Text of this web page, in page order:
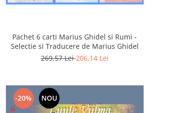
Pachet 6 carti Marius Ghidel si Rumi -
Selectie si Traducere de Marius Ghidel
269,57 Lei206,14 Lei
-20% NOU